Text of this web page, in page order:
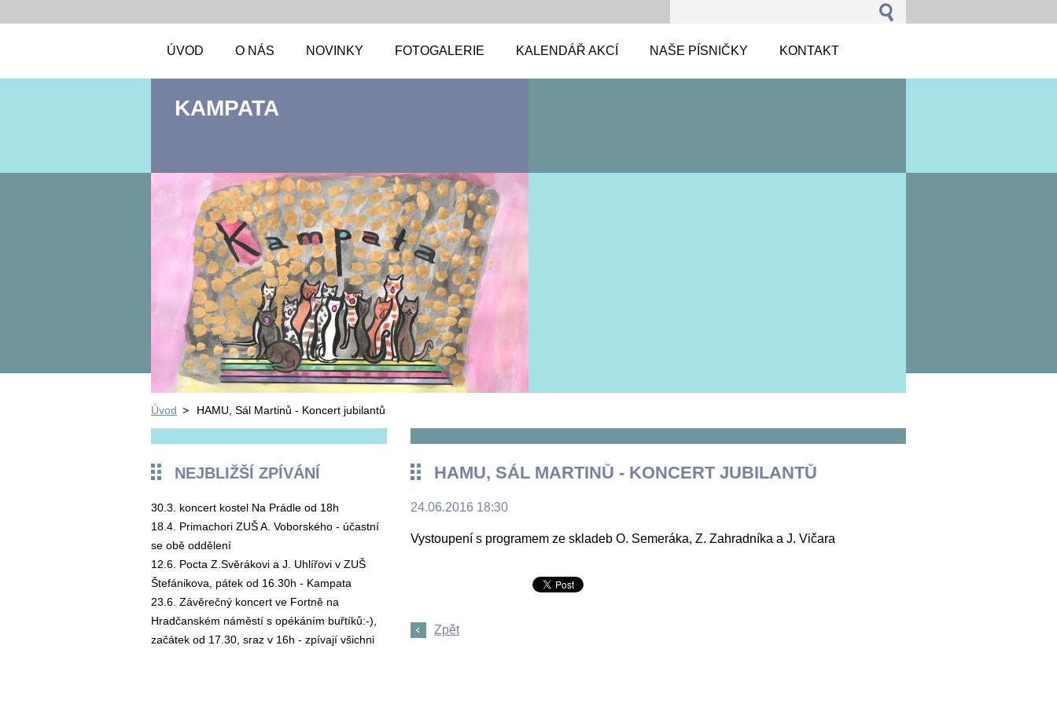
ÚVOD O NÁS NOVINKY FOTOGALERIE KALENDÁŘ AKCÍ NAŠE PÍSNIČKY KONTAKT
KAMPATA
Úvod > HAMU, Sál Martinů - Koncert jubilantů
NEJBLIŽŠÍ ZPÍVÁNÍ
30.3. koncert kostel Na Prádle od 18h
18.4. Primachori ZUŠ A. Voborského - účastní
se obě oddělení
12.6. Pocta Z.Svěrákovi a J. Uhlířovi v ZUŠ
Štefánikova, pátek od 16.30h - Kampata
23.6. Závěrečný koncert ve Fortně na
Hradčanském náměstí s opékáním buřtíků:-),
začátek od 17.30, sraz v 16h - zpívají všichni
HAMU, SÁL MARTINŮ - KONCERT JUBILANTŮ
24.06.2016 18:30
Vystoupení s programem ze skladeb O. Semeráka, Z. Zahradníka a J. Vičara
Zpět